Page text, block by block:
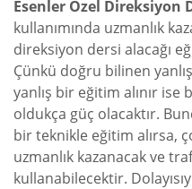
Esenler Özel Direksiyon
kullanımında uzmanlık
direksiyon dersi alacağı
Çünkü doğru bilinen
yanlış bir eğitim alınır ise
oldukça güç olacaktır.
bir teknikle eğitim alırsa,
uzmanlık kazanacak ve
kullanabilecektir.